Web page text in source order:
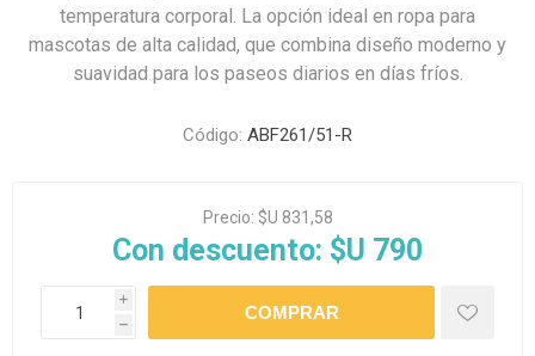
temperatura corporal. La opción ideal en ropa para
mascotas de alta calidad, que combina diseño moderno y
suavidad para los paseos diarios en días fríos.
Código: ABF261/51-R
Precio: $U 831,58
Con descuento: $U 790
i
h